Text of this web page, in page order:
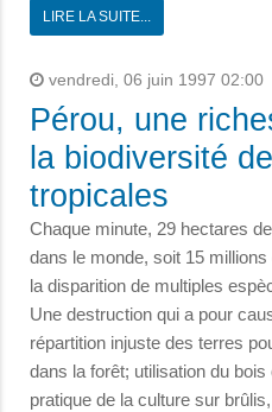
LIRE LA SUITE...
vendredi, 06 juin 1997 02:00
Pérou, une
la biodiversité
tropicales
Chaque minute, 29 hectares
dans le monde, soit 15
la disparition de multiples
Une destruction qui a pour
répartition injuste des terres
dans la forêt; utilisation du
pratique de la culture sur